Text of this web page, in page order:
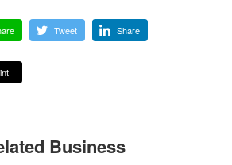
Tweet Share
Business